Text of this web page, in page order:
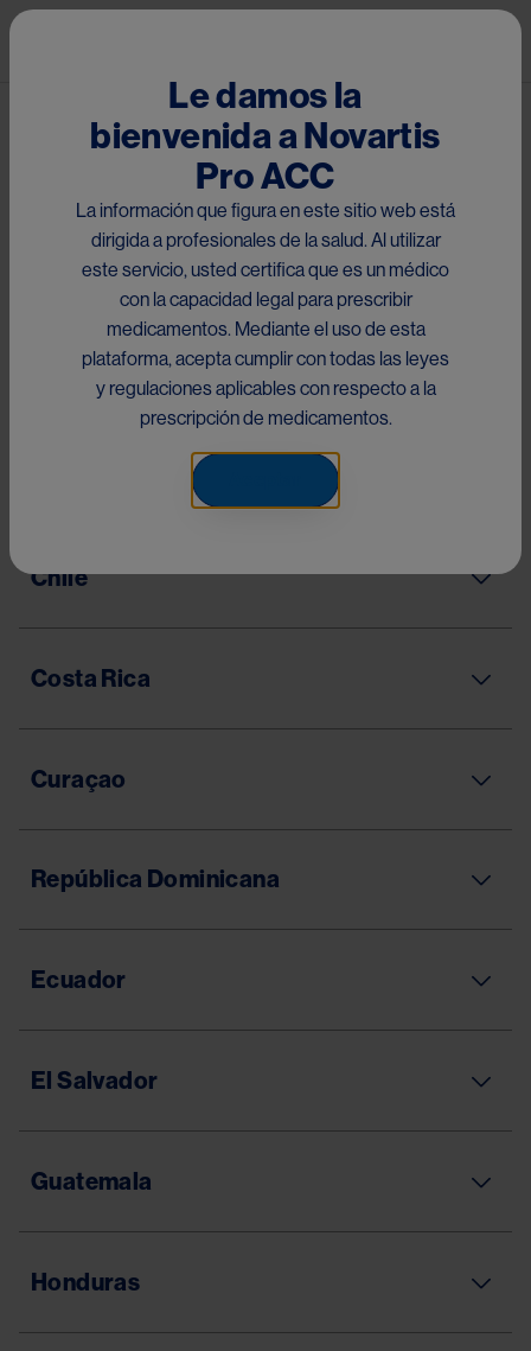
Pasar al contenido principal
Certican®
El presente sitio está dirigido a médicos con matrícula
habilitante dentro de la Región de Centro América y el
Caribe, Perú, Ecuador y Chile, que acceden a la
Everolimus
a través del scan del código
QR impreso en el material y/o link proporcionado. Por
favor seleccione el país respectivo para su consulta:
This site is directed to doctors with qualifying registration
within the Central America and the Caribbean, Peru,
Ecuador and Chile Region who access information
through the scan of the QR code printed on
the material and/or link provided. Please select the
respective country for your inquiry:
Chile
Costa Rica
Curaçao
República Dominicana
Ecuador
El Salvador
Guatemala
Honduras
Le damos la
bienvenida a Novartis
Pro ACC
La información que figura en este sitio web está
dirigida a profesionales de la salud. Al utilizar
este servicio, usted certifica que es un médico
con la capacidad legal para prescribir
medicamentos. Mediante el uso de esta
plataforma, acepta cumplir con todas las leyes
y regulaciones aplicables con respecto a la
prescripción de medicamentos.